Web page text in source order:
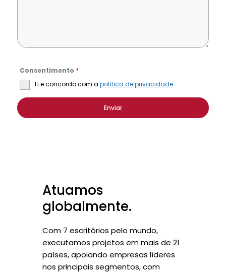
Consentimento *
Li e concordo com a política de privacidade
Enviar
Atuamos
globalmente.
Com 7 escritórios pelo mundo,
executamos projetos em mais de 21
países, apoiando empresas líderes
nos principais segmentos, com